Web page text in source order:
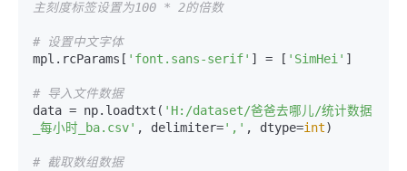
主刻度标签设置为100 * 2的倍数
# 设置中文字体
mpl.rcParams[ 'font.sans-serif' ] = [ 'SimHei' ]
# 导入文件数据
data = np.loadtxt( 'H:/dataset/爸爸去哪儿/统计数据
_每小时_ba.csv' , delimiter=',' , dtype=int)
# 截取数组数据